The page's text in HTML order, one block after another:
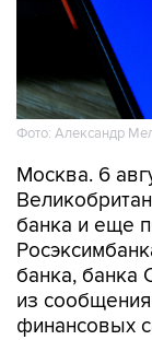
Фото: Александр
Москва. 6
банка и еще
банка, банка
из
финансовых